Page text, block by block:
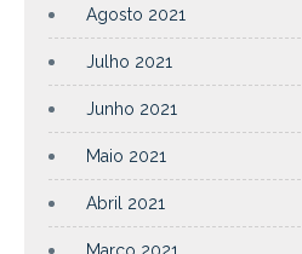
Agosto 2021
Julho 2021
Junho 2021
Maio 2021
Abril 2021
Março 2021